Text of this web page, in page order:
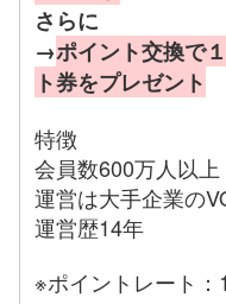
さらに
→ポイント交換で
ト券をプレゼント
特徴
会員数600万人以上
運営は大手企業の
運営歴14年
※ポイントレート